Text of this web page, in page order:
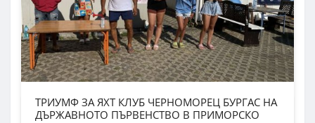
ТРИУМФ ЗА ЯХТ КЛУБ ЧЕРНОМОРЕЦ БУРГАС НА
ДЪРЖАВНОТО ПЪРВЕНСТВО В ПРИМОРСКО